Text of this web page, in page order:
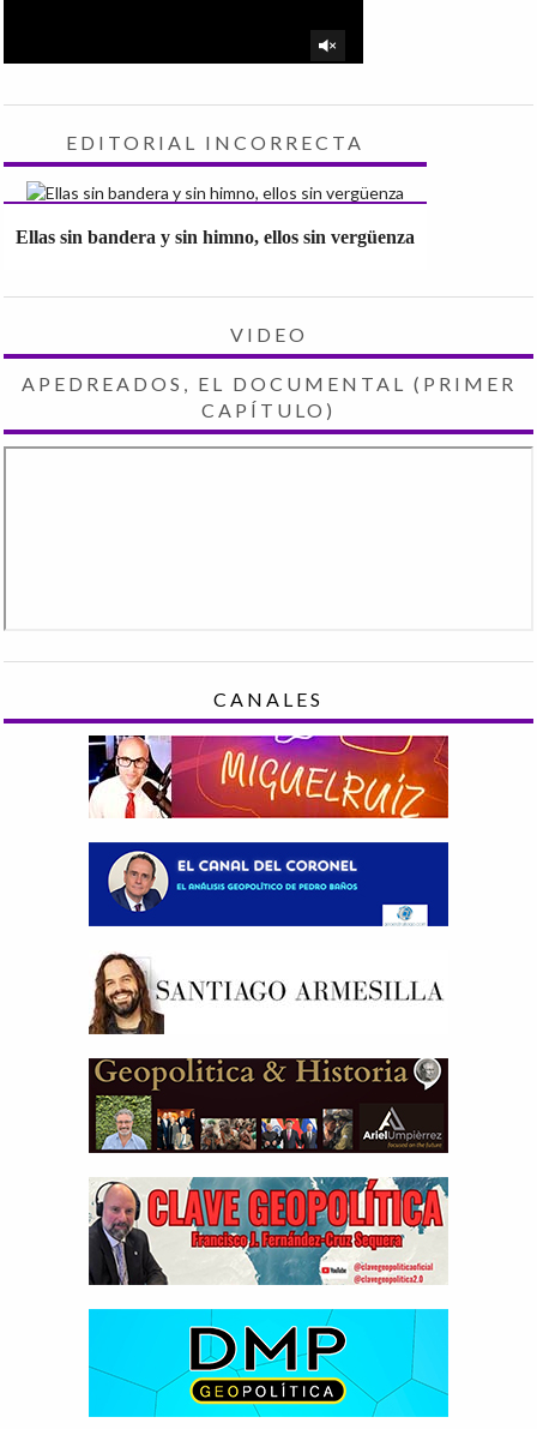
EDITORIAL INCORRECTA
Ellas sin bandera y sin himno, ellos sin vergüenza
VIDEO
APEDREADOS, EL DOCUMENTAL (PRIMER
CAPÍTULO)
CANALES